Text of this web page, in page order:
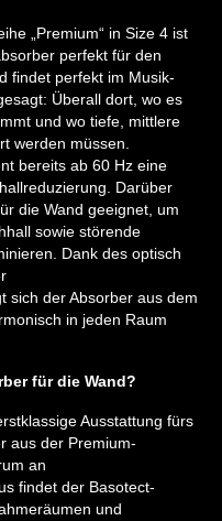
„Premium“ in Size 4 ist
perfekt für den
findet perfekt im Musik-
Überall dort, wo es
und wo tiefe, mittlere
werden müssen.
bereits ab 60 Hz eine
Darüber
die Wand geeignet, um
sowie störende
Dank des optisch
sich der Absorber aus dem
in jeden Raum
für die Wand?
Ausstattung fürs
aus der Premium-
an
findet der Basotect-
und